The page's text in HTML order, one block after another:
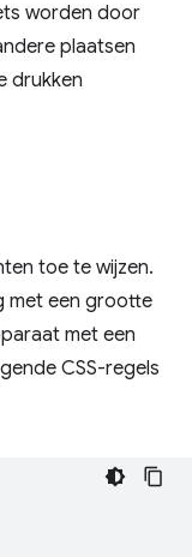
worden door
plaatsen
drukken
toe te wijzen.
met een grootte
met een
CSS-regels